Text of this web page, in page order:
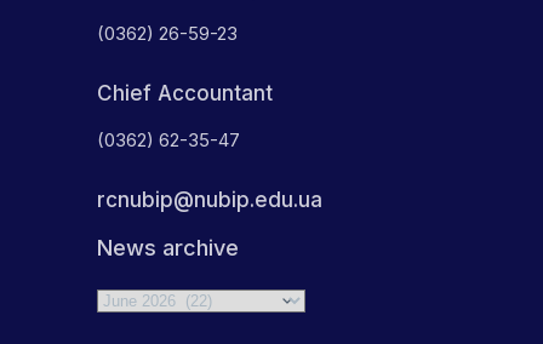
(0362) 26-59-23
Chief Accountant
(0362) 62-35-47
rcnubip@nubip.edu.ua
News archive
Archives